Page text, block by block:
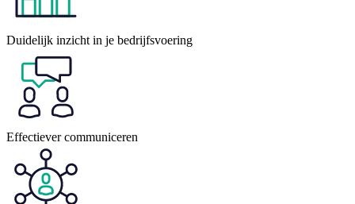
Duidelijk inzicht in je bedrijfsvoering
Effectiever communiceren